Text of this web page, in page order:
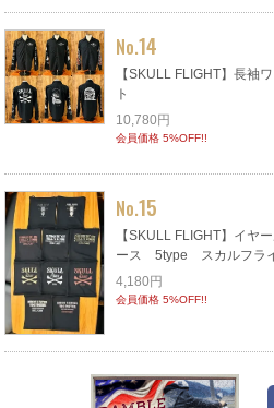
No.14
【SKULL FLIGHT】長
ト
10,780円
会員価格 5%OFF!!
No.15
【SKULL FLIGHT】イヤ
ース 5type スカルフラ
4,180円
会員価格 5%OFF!!